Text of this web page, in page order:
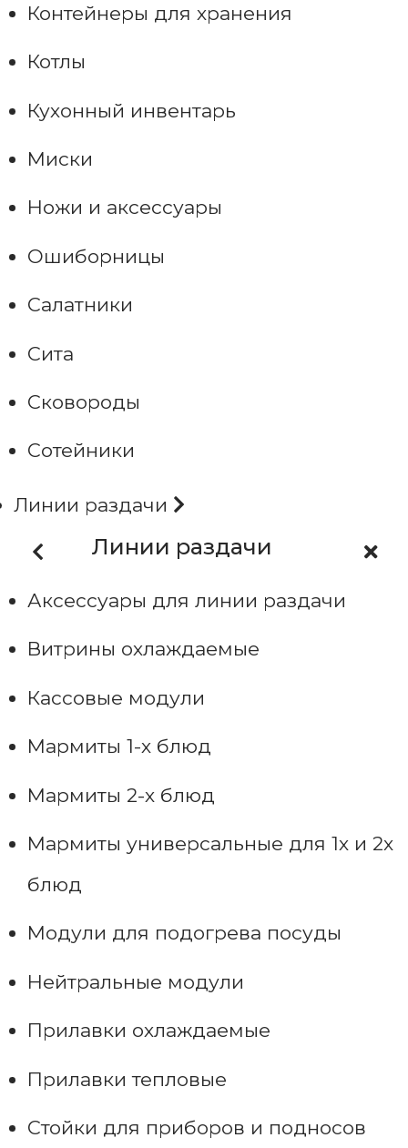
Контейнеры для хранения
Котлы
Кухонный инвентарь
Миски
Ножи и аксессуары
Ошиборницы
Салатники
Сита
Сковороды
Сотейники
Линии раздачи
Линии раздачи
Аксессуары для линии раздачи
Витрины охлаждаемые
Кассовые модули
Мармиты 1-х блюд
Мармиты 2-х блюд
Мармиты универсальные для 1х и 2х
блюд
Модули для подогрева посуды
Нейтральные модули
Прилавки охлаждаемые
Прилавки тепловые
Стойки для приборов и подносов